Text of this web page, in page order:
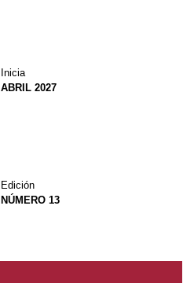
Inicia
ABRIL 2027
Edición
NÚMERO 13